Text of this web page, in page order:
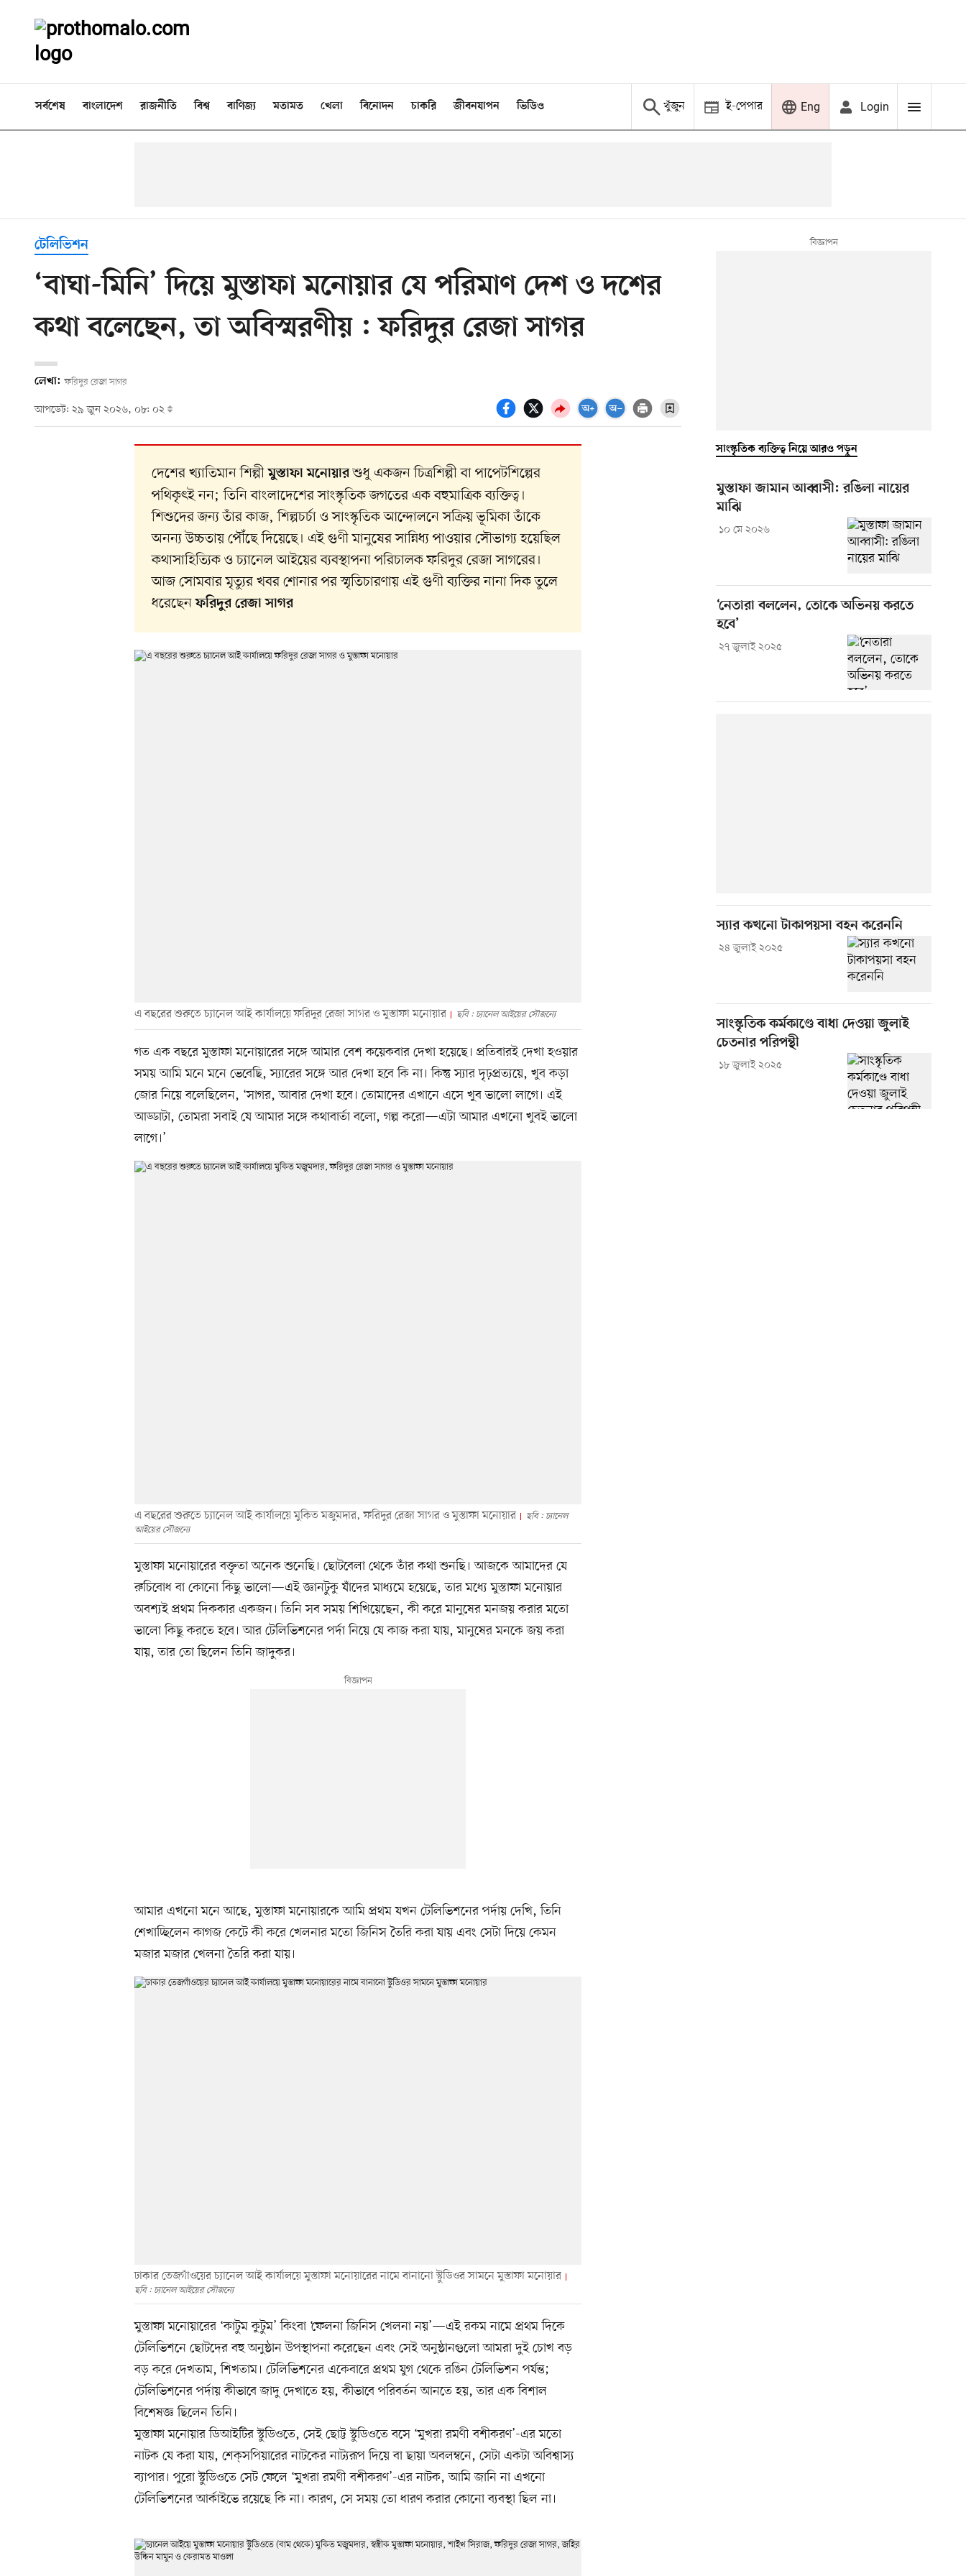
সর্বশেষ বাংলাদেশ রাজনীতি বিশ্ব বাণিজ্য মতামত খেলা বিনোদন চাকরি জীবনযাপন ভিডিও খুঁজুন ই-পেপার Eng Login
টেলিভিশন
‘বাঘা-মিনি’ দিয়ে মুস্তাফা মনোয়ার যে পরিমাণ দেশ ও দশের
কথা বলেছেন, তা অবিস্মরণীয় : ফরিদুর রেজা সাগর
লেখা: ফরিদুর রেজা সাগর
আপডেট: ২৯ জুন ২০২৬, ০৮: ০২
দেশের খ্যাতিমান শিল্পীমুস্তাফা মনোয়ারশুধু একজন চিত্রশিল্পী বা পাপেটশিল্পের
পথিকৃৎই নন; তিনি বাংলাদেশের সাংস্কৃতিক জগতের এক বহুমাত্রিক ব্যক্তিত্ব।
শিশুদের জন্য তাঁর কাজ, শিল্পচর্চা ও সাংস্কৃতিক আন্দোলনে সক্রিয় ভূমিকা তাঁকে
অনন্য উচ্চতায় পৌঁছে দিয়েছে। এই গুণী মানুষের সান্নিধ্য পাওয়ার সৌভাগ্য হয়েছিল
কথাসাহিত্যিক ও চ্যানেল আইয়ের ব্যবস্থাপনা পরিচালক ফরিদুর রেজা সাগরের।
আজ সোমবার মৃত্যুর খবর শোনার পর স্মৃতিচারণায় এই গুণী ব্যক্তির নানা দিক তুলে
ধরেছেনফরিদুর রেজা সাগর
এ বছরের শুরুতে চ্যানেল আই কার্যালয়ে ফরিদুর রেজা সাগর ও মুস্তাফা মনোয়ার ছবি : চ্যানেল আইয়ের সৌজন্যে
গত এক বছরে মুস্তাফা মনোয়ারের সঙ্গে আমার বেশ কয়েকবার দেখা হয়েছে। প্রতিবারই দেখা হওয়ার
সময় আমি মনে মনে ভেবেছি, স্যারের সঙ্গে আর দেখা হবে কি না। কিন্তু স্যার দৃঢ়প্রত্যয়ে, খুব কড়া
জোর নিয়ে বলেছিলেন, ‘সাগর, আবার দেখা হবে। তোমাদের এখানে এসে খুব ভালো লাগে। এই
আড্ডাটা, তোমরা সবাই যে আমার সঙ্গে কথাবার্তা বলো, গল্প করো—এটা আমার এখনো খুবই ভালো
লাগে।’
এ বছরের শুরুতে চ্যানেল আই কার্যালয়ে মুকিত মজুমদার, ফরিদুর রেজা সাগর ও মুস্তাফা মনোয়ার
ছবি : চ্যানেল
আইয়ের সৌজন্যে
মুস্তাফা মনোয়ারের বক্তৃতা অনেক শুনেছি। ছোটবেলা থেকে তাঁর কথা শুনছি। আজকে আমাদের যে
রুচিবোধ বা কোনো কিছু ভালো—এই জ্ঞানটুকু যাঁদের মাধ্যমে হয়েছে, তার মধ্যে মুস্তাফা মনোয়ার
অবশ্যই প্রথম দিককার একজন। তিনি সব সময় শিখিয়েছেন, কী করে মানুষের মনজয় করার মতো
ভালো কিছু করতে হবে। আর টেলিভিশনের পর্দা নিয়ে যে কাজ করা যায়, মানুষের মনকে জয় করা
যায়, তার তো ছিলেন তিনি জাদুকর।
আমার এখনো মনে আছে, মুস্তাফা মনোয়ারকে আমি প্রথম যখন টেলিভিশনের পর্দায় দেখি, তিনি
শেখাচ্ছিলেন কাগজ কেটে কী করে খেলনার মতো জিনিস তৈরি করা যায় এবং সেটা দিয়ে কেমন
মজার মজার খেলনা তৈরি করা যায়।
ঢাকার তেজগাঁওয়ের চ্যানেল আই কার্যালয়ে মুস্তাফা মনোয়ারের নামে বানানো স্টুডিওর সামনে মুস্তাফা মনোয়ার
ছবি : চ্যানেল আইয়ের সৌজন্যে
মুস্তাফা মনোয়ারের ‘কাটুম কুটুম’ কিংবা ‘ফেলনা জিনিস খেলনা নয়’—এই রকম নামে প্রথম দিকে
টেলিভিশনে ছোটদের বহু অনুষ্ঠান উপস্থাপনা করেছেন এবং সেই অনুষ্ঠানগুলো আমরা দুই চোখ বড়
বড় করে দেখতাম, শিখতাম। টেলিভিশনের একেবারে প্রথম যুগ থেকে রঙিন টেলিভিশন পর্যন্ত;
টেলিভিশনের পর্দায় কীভাবে জাদু দেখাতে হয়, কীভাবে পরিবর্তন আনতে হয়, তার এক বিশাল
বিশেষজ্ঞ ছিলেন তিনি।
মুস্তাফা মনোয়ার ডিআইটির স্টুডিওতে, সেই ছোট্ট স্টুডিওতে বসে ‘মুখরা রমণী বশীকরণ’-এর মতো
নাটক যে করা যায়, শেক্‌সপিয়ারের নাটকের নাট্যরূপ দিয়ে বা ছায়া অবলম্বনে, সেটা একটা অবিশ্বাস্য
ব্যাপার। পুরো স্টুডিওতে সেট ফেলে ‘মুখরা রমণী বশীকরণ’-এর নাটক, আমি জানি না এখনো
টেলিভিশনের আর্কাইভে রয়েছে কি না। কারণ, সে সময় তো ধারণ করার কোনো ব্যবস্থা ছিল না।
সাংস্কৃতিক ব্যক্তিত্ব নিয়ে আরও পড়ুন
মুস্তাফা জামান আব্বাসী: রঙিলা নায়ের
মাঝি
১০ মে ২০২৬
‘নেতারা বললেন, তোকে অভিনয় করতে
হবে’
২৭ জুলাই ২০২৫
স্যার কখনো টাকাপয়সা বহন করেননি
২৪ জুলাই ২০২৫
সাংস্কৃতিক কর্মকাণ্ডে বাধা দেওয়া জুলাই
চেতনার পরিপন্থী
১৮ জুলাই ২০২৫